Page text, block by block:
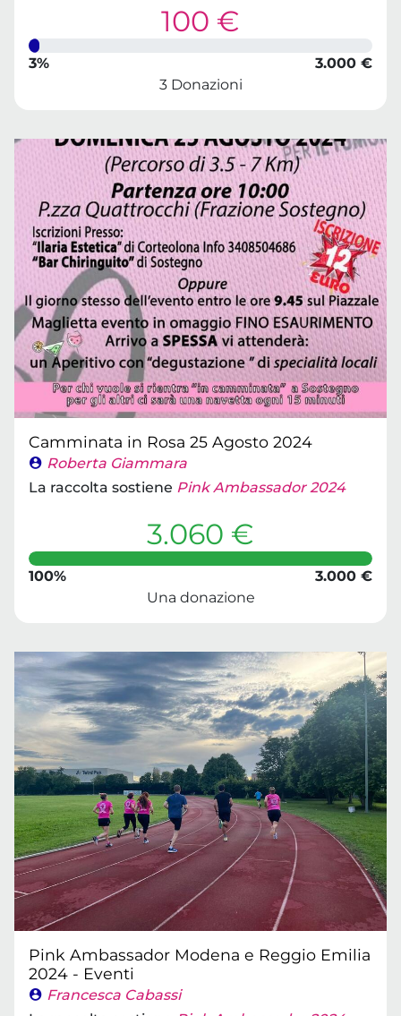
100 €
3%
3.000 €
3 Donazioni
Camminata in Rosa 25 Agosto 2024
Roberta Giammara
La raccolta sostiene Pink Ambassador 2024
3.060 €
100%
3.000 €
Una donazione
Pink Ambassador Modena e Reggio Emilia
2024 - Eventi
Francesca Cabassi